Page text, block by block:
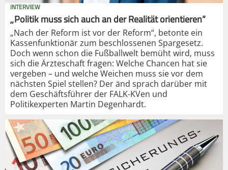
INTERVIEW
„Politik muss sich auch an der Realität orientieren“
„Nach der Reform ist vor der Reform“, betonte ein
Kassenfunktionär zum beschlossenen Spargesetz.
Doch wenn schon die Fußballwelt bemüht wird, muss
sich die Ärzteschaft fragen: Welche Chancen hat sie
vergeben – und welche Weichen muss sie vor dem
nächsten Spiel stellen? Der änd sprach darüber mit
dem Geschäftsführer der FALK-KVen und
Politikexperten Martin Degenhardt.